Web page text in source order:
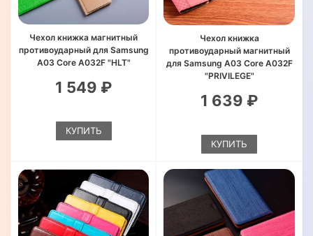
Чехол книжка магнитный
противоударный для Samsung
A03 Core A032F "HLT"
1 549 ₽
КУПИТЬ
Чехол книжка
противоударный магнитный
для Samsung A03 Core A032F
"PRIVILEGE"
1 639 ₽
КУПИТЬ